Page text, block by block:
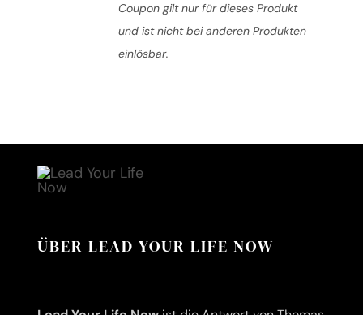
Coupon gilt nur für dieses Produkt
und ist nicht bei anderen Produkten
einlösbar.
ÜBER LEAD YOUR LIFE NOW